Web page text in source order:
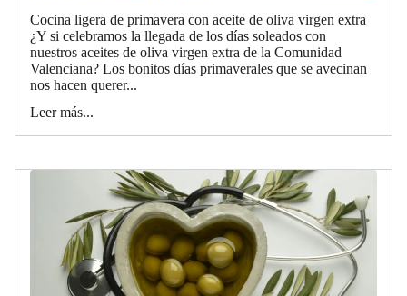
Cocina ligera de primavera con aceite de oliva virgen extra
¿Y si celebramos la llegada de los días soleados con
nuestros aceites de oliva virgen extra de la Comunidad
Valenciana? Los bonitos días primaverales que se avecinan
nos hacen querer...
Leer más...